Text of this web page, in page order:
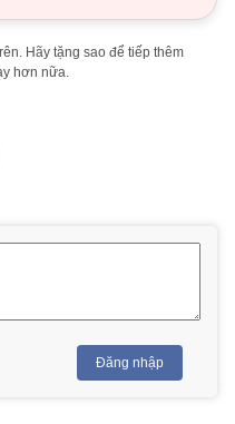
Hãy tặng sao để tiếp thêm
hơn nữa.
Đăng nhập